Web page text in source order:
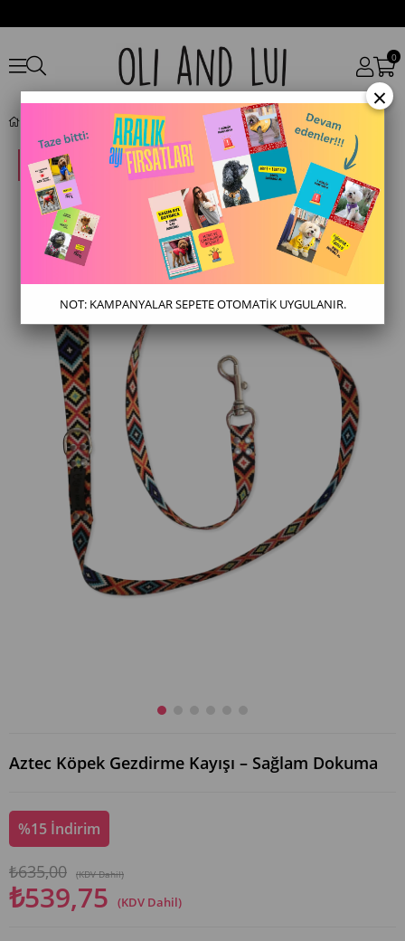
0
Aztec Köpek Gezdirme Kayışı – Sağlam Dokuma
%15 İndirim
₺635,00 (KDV Dahil)
₺539,75 (KDV Dahil)
×
NOT: KAMPANYALAR SEPETE OTOMATİK UYGULANIR.